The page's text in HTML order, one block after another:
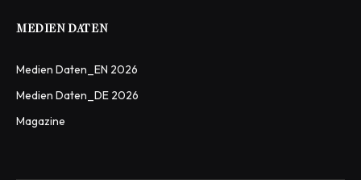
MEDIEN DATEN
Medien Daten_EN 2026
Medien Daten_DE 2026
Magazine